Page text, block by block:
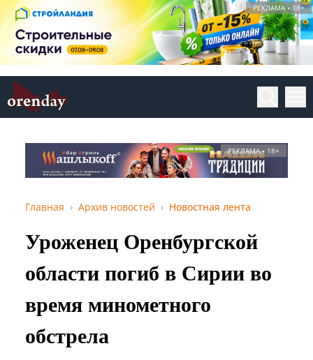
РЕКЛАМА • 18+
РЕКЛАМА • 18+
Главная Архив новостей Новостная лента
Уроженец Оренбургской
области погиб в Сирии во
время минометного
обстрела